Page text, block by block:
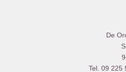
De
Tel. 09 225